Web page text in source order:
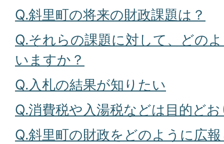
Q.斜里町の将来の財政課題は？
Q.それらの課題に対して、どの
いますか？
Q.入札の結果が知りたい
Q.消費税や入湯税などは目的ど
Q.斜里町の財政をどのように広